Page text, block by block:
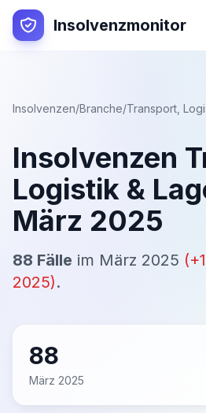
Insolvenzmonitor
Insolvenzen/Branche/Transport,
Insolvenzen
Logistik &
März 2025
88 Fälle im März 2025 (+
2025).
88
März 2025